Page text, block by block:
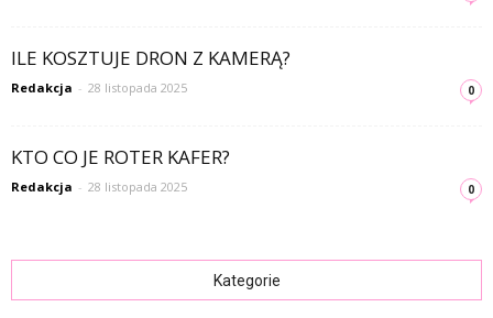
ILE KOSZTUJE DRON Z KAMERĄ?
Redakcja - 28 listopada 2025 0
KTO CO JE ROTER KAFER?
Redakcja - 28 listopada 2025 0
Kategorie